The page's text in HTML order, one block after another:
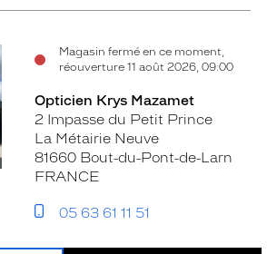
Magasin fermé en ce moment,
réouverture 11 août 2026, 09:00
Opticien Krys Mazamet
2 Impasse du Petit Prince
La Métairie Neuve
81660 Bout-du-Pont-de-Larn
FRANCE
05 63 61 11 51